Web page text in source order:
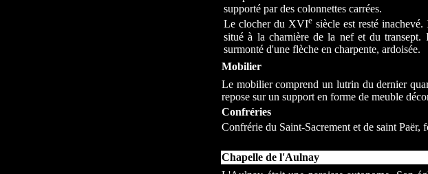
supporté par des colonnettes carrées.
Le clocher du XVIe siècle est resté inachevé.
situé à la charnière de la nef et du transept.
surmonté d'une flèche en charpente, ardoisée.
Mobilier
Le mobilier comprend un lutrin du dernier
repose sur un support en forme de meuble
Confréries
Confrérie du Saint-Sacrement et de saint Paër,
Chapelle de l'Aulnay